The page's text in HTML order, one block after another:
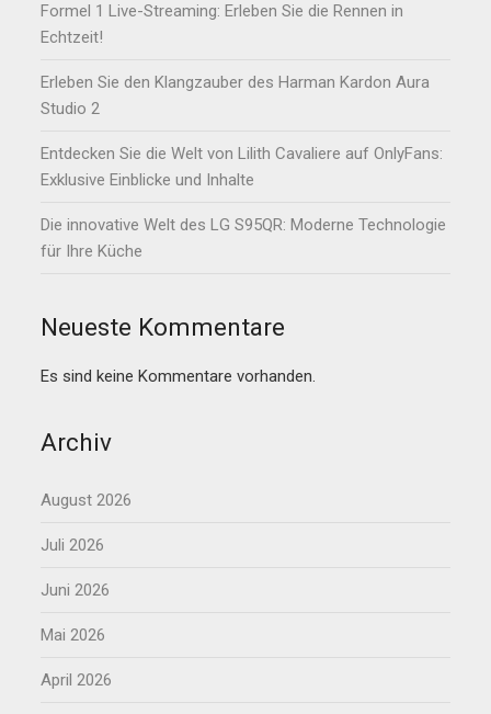
Formel 1 Live-Streaming: Erleben Sie die Rennen in
Echtzeit!
Erleben Sie den Klangzauber des Harman Kardon Aura
Studio 2
Entdecken Sie die Welt von Lilith Cavaliere auf OnlyFans:
Exklusive Einblicke und Inhalte
Die innovative Welt des LG S95QR: Moderne Technologie
für Ihre Küche
Neueste Kommentare
Es sind keine Kommentare vorhanden.
Archiv
August 2026
Juli 2026
Juni 2026
Mai 2026
April 2026